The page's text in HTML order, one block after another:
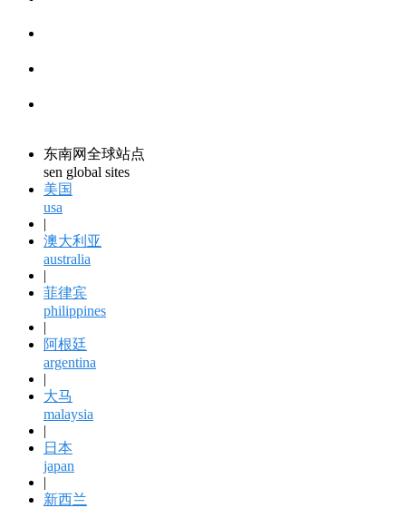
东南网全球站点
sen global sites
美国
usa
|
澳大利亚
australia
|
菲律宾
philippines
|
阿根廷
argentina
|
大马
malaysia
|
日本
japan
|
新西兰